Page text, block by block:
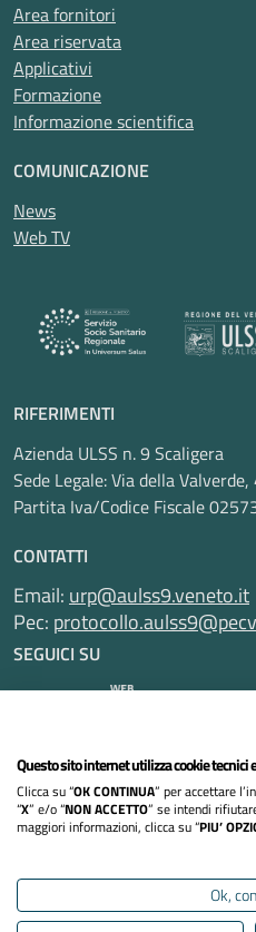
Area fornitori
Area riservata
Applicativi
Formazione
Informazione scientifica
COMUNICAZIONE
News
Web TV
RIFERIMENTI
Azienda ULSS n. 9 Scaligera
Sede Legale: Via della
Partita Iva/Codice Fiscale
CONTATTI
Email: urp@aulss9.veneto.it
Pec:
SEGUICI SU
Informativa privacy
Dichiarazione di accessibilità
Questo sito internet utilizza cookie
Clicca su “OK CONTINUA” per accettare
“X” e/o “NON ACCETTO” se intendi
maggiori informazioni, clicca su “PIU’
Ok,